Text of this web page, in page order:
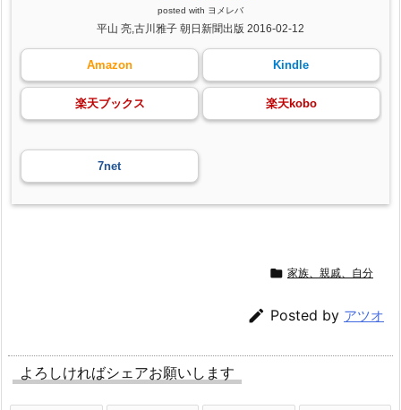
posted with ヨメレバ
平山 亮,古川雅子 朝日新聞出版 2016-02-12
Amazon Kindle
楽天ブックス 楽天kobo
7net
 家族、親戚、自分
 Posted by アツオ
よろしければシェアお願いします